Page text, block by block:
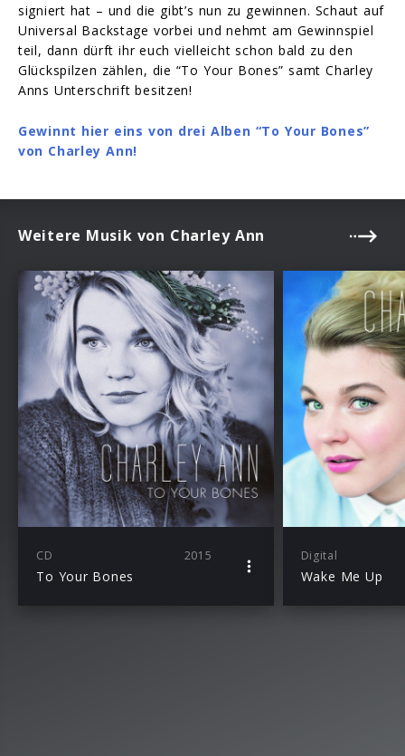
signiert hat – und die gibt’s nun zu gewinnen. Schaut auf
Universal Backstage vorbei und nehmt am Gewinnspiel
teil, dann dürft ihr euch vielleicht schon bald zu den
Glückspilzen zählen, die “To Your Bones” samt Charley
Anns Unterschrift besitzen!
Gewinnt hier eins von drei Alben “To Your Bones”
von Charley Ann!
Weitere Musik von Charley Ann
CD 2015
To Your Bones
Digital
Wake Me Up